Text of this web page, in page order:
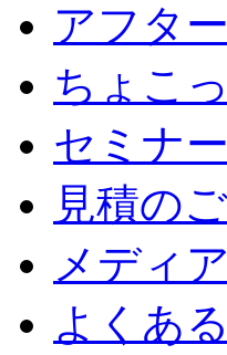
アフタ
ちょこ
セミナー
見積の
メディ
よくあ